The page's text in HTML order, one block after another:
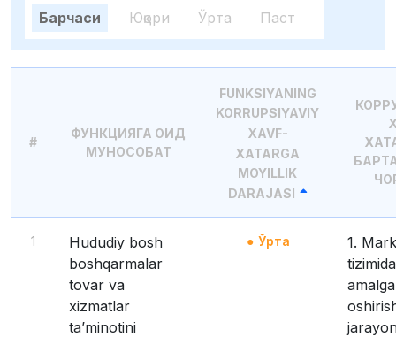
Барчаси Юқори Ўрта Паст
#
ФУНКЦИЯГА ОИД
МУНОСОБАТ
FUNKSIYANING
KORRUPSIYAVIY
XAVF-
XATARGA
MOYILLIK
DARAJASI
1
Hududiy bosh
boshqarmalar
tovar va
xizmatlar
taʼminotini
Ўрта
1. Markaziy bank
amalga